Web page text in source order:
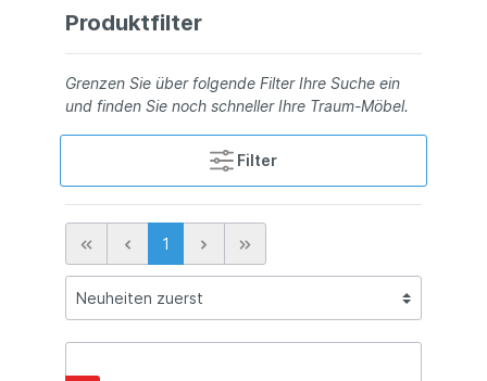
Produktfilter
Grenzen Sie über folgende Filter Ihre Suche ein
und finden Sie noch schneller Ihre Traum-Möbel.
Filter
1